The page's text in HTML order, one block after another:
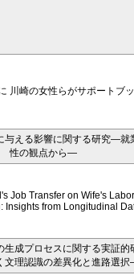
川崎の女性らがサポートブ
与える影響に関する研究―就
性の観点から―
Job Transfer on Wife's
Insights from Longitudinal
生成プロセスに関する実証
文理認識の差異化と進路選